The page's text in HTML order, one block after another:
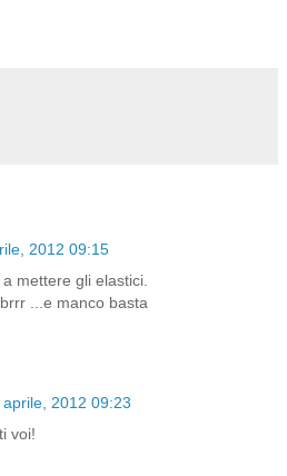
2012 09:15
mettere gli elastici.
...e manco basta
aprile, 2012 09:23
voi!